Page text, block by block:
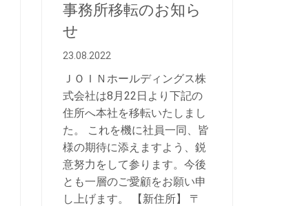
事務所移転のお知ら
せ
23.08.2022
ＪＯＩＮホールディングス株
式会社は8月22日より下記の
住所へ本社を移転いたしまし
た。 これを機に社員一同、皆
様の期待に添えますよう、鋭
意努力をして参ります。今後
とも一層のご愛顧をお願い申
し上げます。 【新住所】 〒